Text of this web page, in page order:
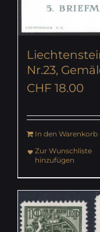
Nr.23,
CHF 18.00
In den Warenkorb
Zur Wunschliste
hinzufügen